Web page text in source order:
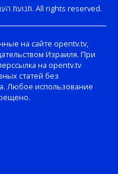
Copyright © Открытый телеканал. תנועת הערבות. All rights reserved.
на сайте opentv.tv,
Израиля. При
на opentv.tv
статей без
Любое использование